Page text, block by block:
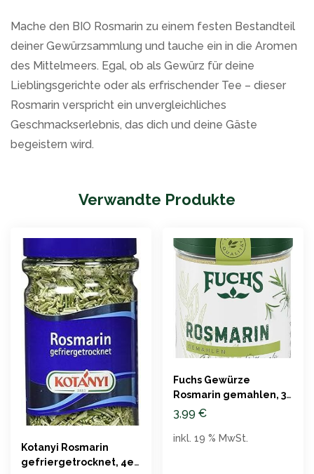
Mache den BIO Rosmarin zu einem festen Bestandteil
deiner Gewürzsammlung und tauche ein in die Aromen
des Mittelmeers. Egal, ob als Gewürz für deine
Lieblingsgerichte oder als erfrischender Tee – dieser
Rosmarin verspricht ein unvergleichliches
Geschmackserlebnis, das dich und deine Gäste
begeistern wird.
Verwandte Produkte
Kotanyi Rosmarin
gefriergetrocknet, 4er
Fuchs Gewürze
Rosmarin gemahlen, 30
g
3,99 €
inkl. 19 % MwSt.